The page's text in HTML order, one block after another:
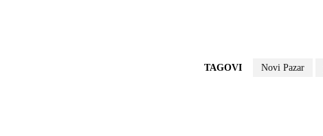
TAGOVI Novi Pazar